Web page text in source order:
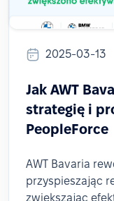
2025-03-13
Jak AWT
strategię i
PeopleForce
AWT Bavaria
przyspieszając
zwiększając